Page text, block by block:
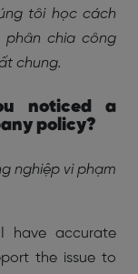
tôi học cách
phân chia công
chung.
noticed a
policy?
nghiệp vi phạm
have accurate
the issue to